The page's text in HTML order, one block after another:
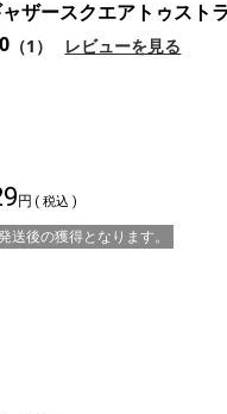
ザースクエアトゥスト
（1） レビューを見る
税込
送後の獲得となります。